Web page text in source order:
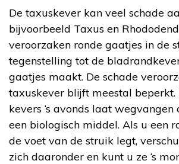
De taxuskever kan veel schade
bijvoorbeeld Taxus en
veroorzaken ronde gaatjes in de
tegenstelling tot de
gaatjes maakt. De schade
taxuskever blijft meestal beperkt.
kevers ‘s avonds laat
een biologisch middel. Als u een
de voet van de struik legt,
zich daaronder en kunt u ze ‘s